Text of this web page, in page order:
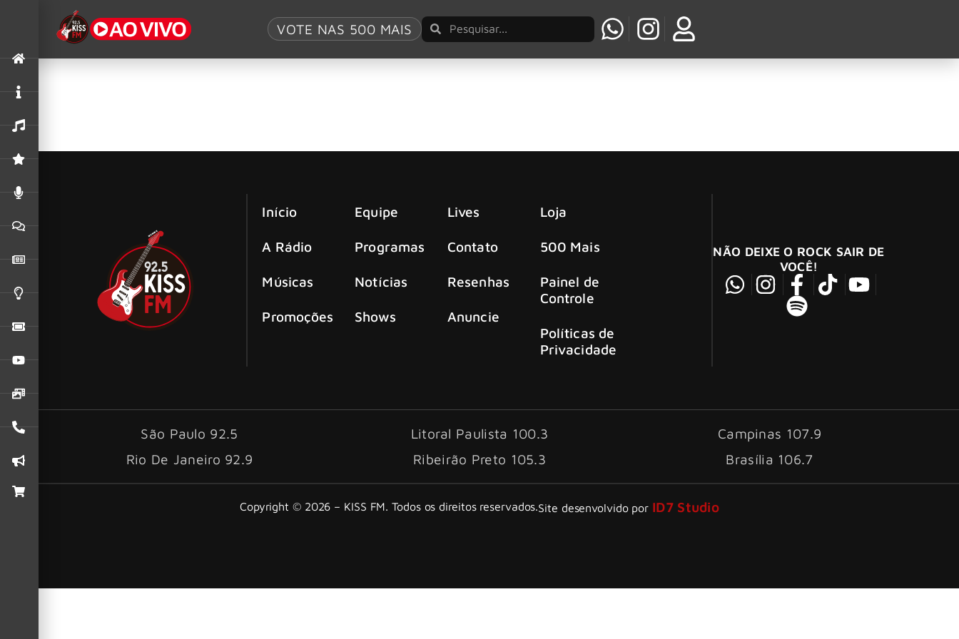
VOTE NAS 500 MAIS
Tag:Toby Morse
Início
A Rádio
Músicas
Promoções
Equipe
Programas
Notícias
Shows
Lives
Contato
Resenhas
Anuncie
Loja
500 Mais
Painel de
Controle
Políticas de
Privacidade
NÃO DEIXE O ROCK SAIR DE
VOCÊ!
São Paulo 92.5 Litoral Paulista 100.3
Campinas 107.9
Rio De Janeiro 92.9
Ribeirão Preto 105.3 Brasília 106.7
Copyright © 2026 – KISS FM. Todos os direitos reservados.Site desenvolvido por ID7 Studio